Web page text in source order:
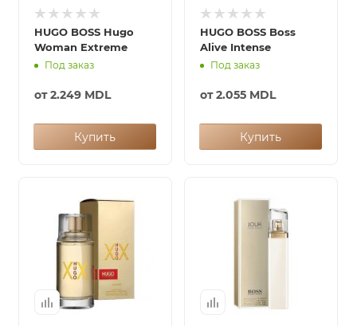
HUGO BOSS Hugo
Woman Extreme
Под заказ
от2.249 MDL
Купить
HUGO BOSS Boss
Alive Intense
Под заказ
от2.055 MDL
Купить